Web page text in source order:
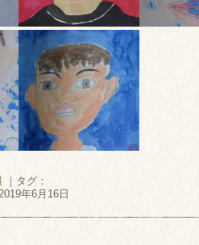
｜タグ：
年6月16日